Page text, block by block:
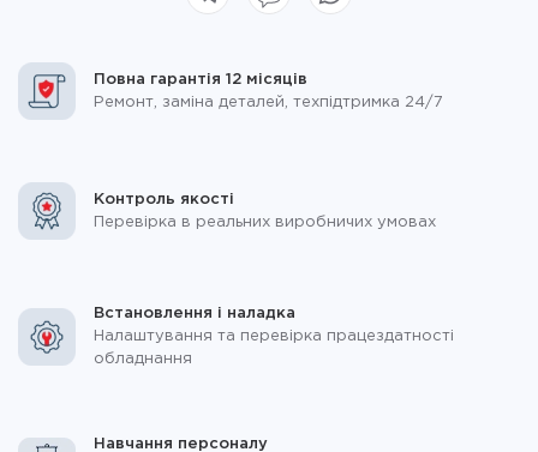
Повна гарантія 12 місяців
Ремонт, заміна деталей, техпідтримка 24/7
Контроль якості
Перевірка в реальних виробничих умовах
Встановлення і наладка
Налаштування та перевірка працездатності
обладнання
Навчання персоналу